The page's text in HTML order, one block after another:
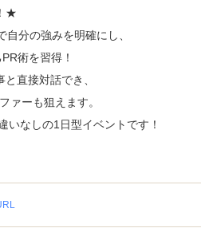
★
自分の強みを明確にし、
術を習得！
直接対話でき、
ァーも狙えます。
いなしの1日型イベントです！